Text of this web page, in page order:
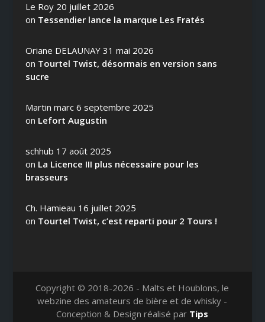
Le Roy 20 juillet 2026
on Tessendier lance la marque Les Fratés
Oriane DELAUNAY 31 mai 2026
on Tourtel Twist, désormais en version sans
sucre
Martin marc 6 septembre 2025
on Lefort Augustin
schhub 17 août 2025
on La Licence III plus nécessaire pour les
brasseurs
Ch. Hamieau 16 juillet 2025
on Tourtel Twist, c’est reparti pour 2 Tours !
Copyright © 2018-2026 - Malts et Houblons, le
webzine des amateurs de bière et de whisky -
Conception & Design réalisé par Tips